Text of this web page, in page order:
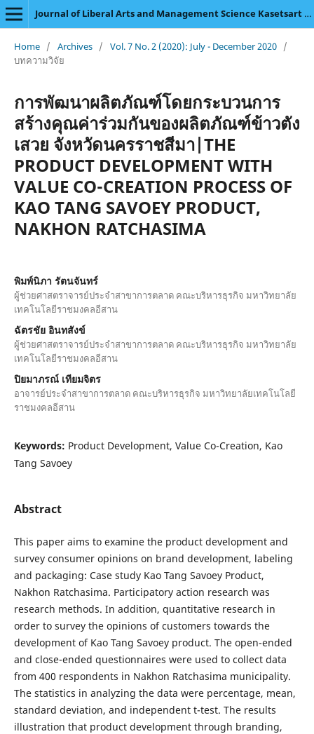
Journal of Liberal Arts and Management Science Kasetsart University
Home / Archives / Vol. 7 No. 2 (2020): July - December 2020 /
บทความวิจัย
การพัฒนาผลิตภัณฑ์โดยกระบวนการ
สร้างคุณค่าร่วมกันของผลิตภัณฑ์ข้าวตัง
เสวย จังหวัดนครราชสีมา|THE
PRODUCT DEVELOPMENT WITH
VALUE CO-CREATION PROCESS OF
KAO TANG SAVOEY PRODUCT,
NAKHON RATCHASIMA
พิมพ์นิภา รัตนจันทร์
ผู้ช่วยศาสตราจารย์ประจำสาขาการตลาด คณะบริหารธุรกิจ มหาวิทยาลัย
เทคโนโลยีราชมงคลอีสาน
ฉัตรชัย อินทสังข์
ผู้ช่วยศาสตราจารย์ประจำสาขาการตลาด คณะบริหารธุรกิจ มหาวิทยาลัย
เทคโนโลยีราชมงคลอีสาน
ปิยมาภรณ์ เทียมจิตร
อาจารย์ประจำสาขาการตลาด คณะบริหารธุรกิจ มหาวิทยาลัยเทคโนโลยี
ราชมงคลอีสาน
Keywords: Product Development, Value Co-Creation, Kao
Tang Savoey
Abstract
This paper aims to examine the product development and
survey consumer opinions on brand development, labeling
and packaging: Case study Kao Tang Savoey Product,
Nakhon Ratchasima. Participatory action research was
research methods. In addition, quantitative research in
order to survey the opinions of customers towards the
development of Kao Tang Savoey product. The open-ended
and close-ended questionnaires were used to collect data
from 400 respondents in Nakhon Ratchasima municipality.
The statistics in analyzing the data were percentage, mean,
standard deviation, and independent t-test. The results
illustration that product development through branding,